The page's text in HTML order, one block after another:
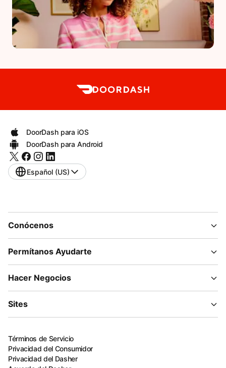
DoorDash para iOS
DoorDash para Android
Español (US)
Conócenos
Permítanos Ayudarte
Hacer Negocios
Sites
Términos de Servicio
Privacidad del Consumidor
Privacidad del Dasher